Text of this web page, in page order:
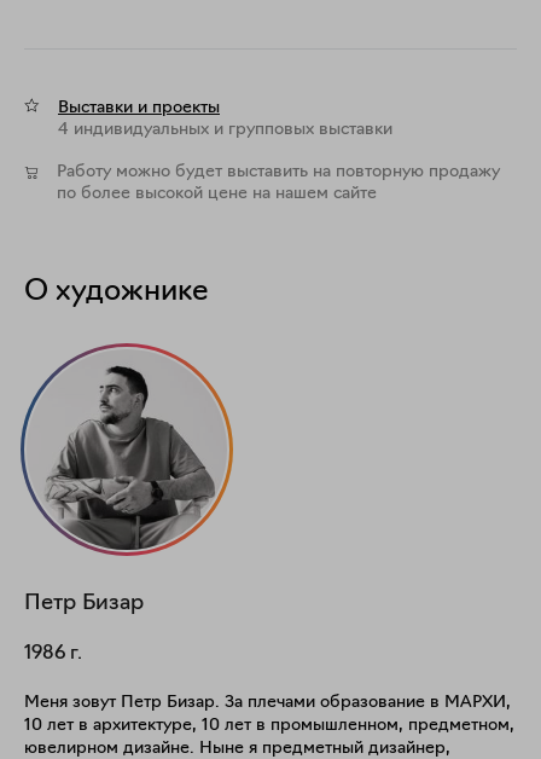
Выставки и проекты
4 индивидуальных и групповых выставки
Работу можно будет выставить на повторную продажу
по более высокой цене на нашем сайте
О художнике
Петр Бизар
1986 г.
Меня зовут Петр Бизар. За плечами образование в МАРХИ,
10 лет в архитектуре, 10 лет в промышленном, предметном,
ювелирном дизайне. Ныне я предметный дизайнер,